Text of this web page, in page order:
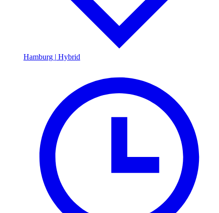
Hamburg | Hybrid